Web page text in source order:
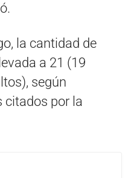
la cantidad de
a 21 (19
según
citados por la